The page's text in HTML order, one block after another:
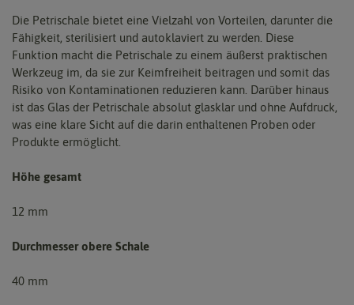
Die Petrischale bietet eine Vielzahl von Vorteilen, darunter die
Fähigkeit, sterilisiert und autoklaviert zu werden. Diese
Funktion macht die Petrischale zu einem äußerst praktischen
Werkzeug im, da sie zur Keimfreiheit beitragen und somit das
Risiko von Kontaminationen reduzieren kann. Darüber hinaus
ist das Glas der Petrischale absolut glasklar und ohne Aufdruck,
was eine klare Sicht auf die darin enthaltenen Proben oder
Produkte ermöglicht.
Höhe gesamt
12 mm
Durchmesser obere Schale
40 mm